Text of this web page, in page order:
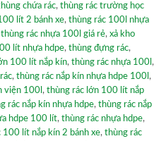
chứa rác, thùng rác trường học
lít 2 bánh xe, thùng rác 100l nhựa
thùng rác nhựa 100l giá rẻ, xả kho
lít nhựa hdpe, thùng đựng rác,
100 lít nắp kín, thùng rác nhựa 100l ,
, thùng rác nắp kín nhựa hdpe 100l ,
viện 100l , thùng rác lớn 100 lít nắp
rác nắp kín nhựa hdpe, thùng rác nắp
hdpe 100 lít, thùng rác nhựa hdpe,
100 lít nắp kín 2 bánh xe, thùng rác